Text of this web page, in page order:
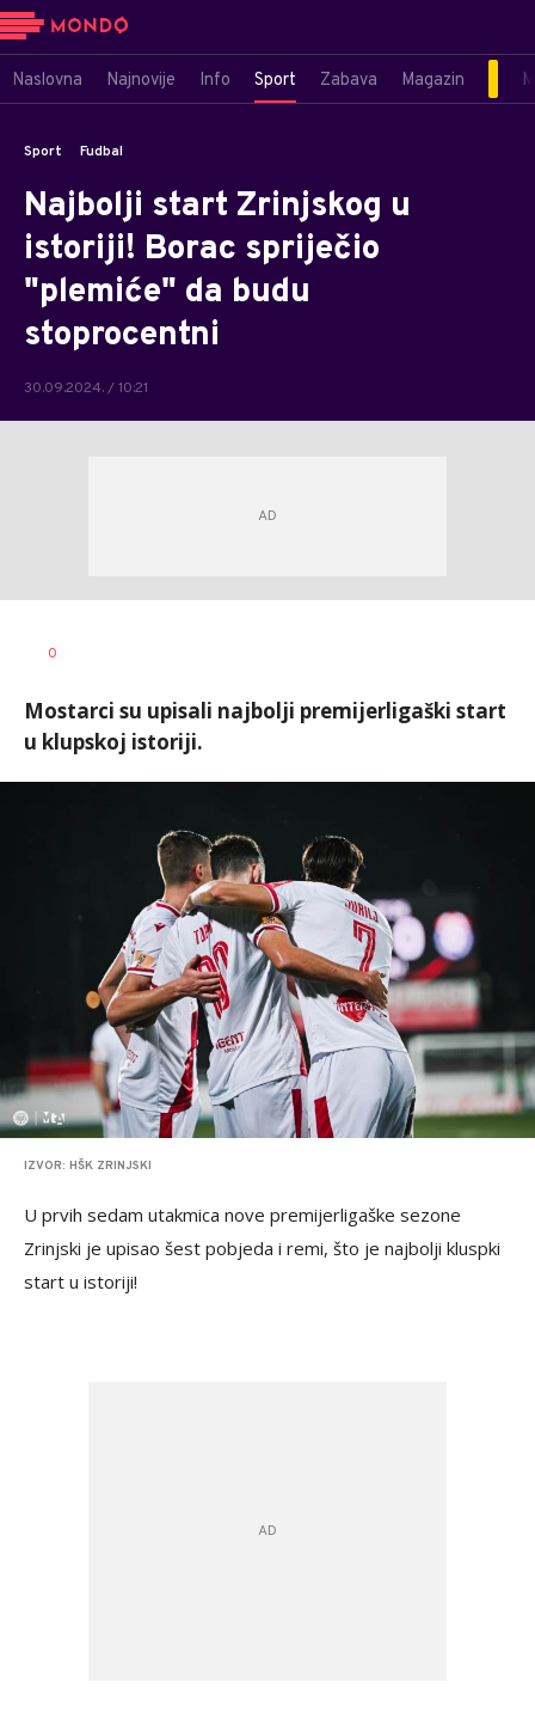
Naslovna Najnovije Info Sport Zabava Magazin
Sport Fudbal
Najbolji start Zrinjskog u
istoriji! Borac spriječio
"plemiće" da budu
stoprocentni
30.09.2024. / 10:21
AUTOR
0
Mostarci su upisali najbolji premijerligaški start
u klupskoj istoriji.
IZVOR: HŠK ZRINJSKI
U prvih sedam utakmica nove premijerligaške sezone
Zrinjski je upisao šest pobjeda i remi, što je najbolji kluspki
start u istoriji!